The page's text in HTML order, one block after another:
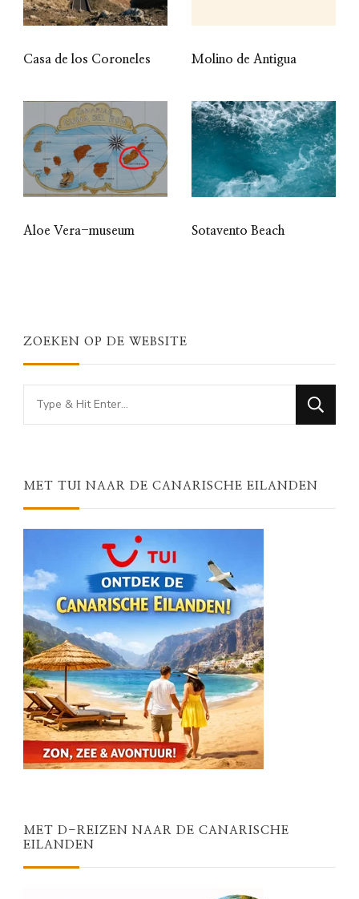
Casa de los Coroneles Molino de Antigua
Aloe Vera-museum Sotavento Beach
ZOEKEN OP DE WEBSITE
Looking
for
MET TUI NAAR DE CANARISCHE EILANDEN
MET D-REIZEN NAAR DE CANARISCHE
EILANDEN